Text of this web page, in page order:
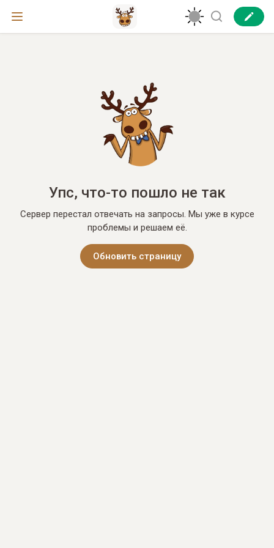
Упс, что-то пошло не так
Сервер перестал отвечать на запросы. Мы уже в курсе
проблемы и решаем её.
Обновить страницу